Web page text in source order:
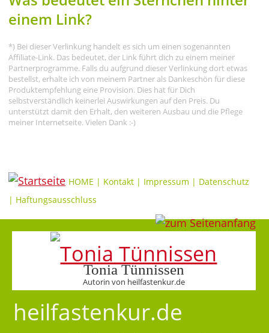
einem Link?
*) Bei dieser Verlinkung handelt es sich um einen sogenannten
Affiliate-Link. Das bedeutet, der Link führt dich zu einem meiner
Partnerprogramme. Falls du aufgrund dieser Verlinkung dort etwas
bestellst, erhalte ich von meinem Partner als Dankeschön für diese
Produktempfehlung eine Provision. Dies hat für Dich
selbstverständlich keinerlei Auswirkungen auf den Preis. Du
unterstützt damit den Erhalt, den weiteren Ausbau und die Pflege
meiner Internetseite. Vielen Dank :-)
HOME | Kontakt | Impressum | Datenschutz
| Haftungsausschluss
Tonia Tünnissen
Autorin von heilfastenkur.de
heilfastenkur.de